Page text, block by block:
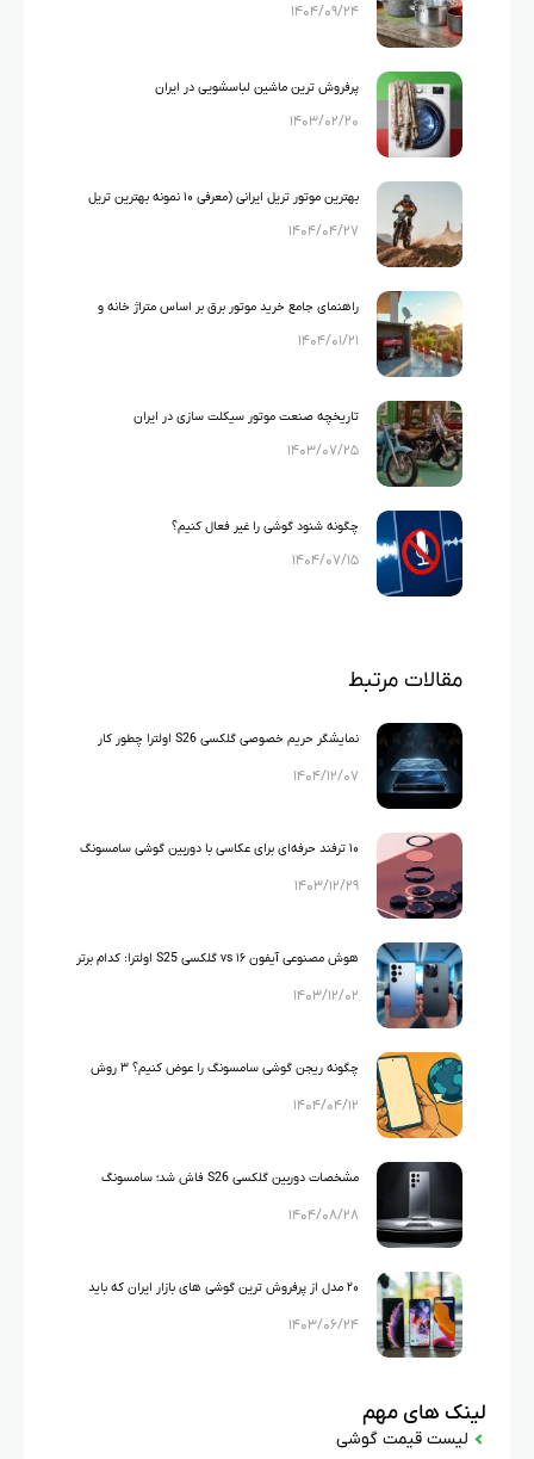
گرانیت و تفلون
۱۴۰۴/۰۹/۲۴
پرفروش ترین ماشین لباسشویی در ایران
۱۴۰۳/۰۲/۲۰
بهترین موتور تریل ایرانی (معرفی ۱۰ نمونه بهترین تریل
های ایرانی)
۱۴۰۴/۰۴/۲۷
راهنمای جامع خرید موتور برق بر اساس متراژ خانه و
لوازم خانگی
۱۴۰۴/۰۱/۲۱
تاریخچه صنعت موتور سیکلت سازی در ایران
۱۴۰۳/۰۷/۲۵
چگونه شنود گوشی را غیر فعال کنیم؟
۱۴۰۴/۰۷/۱۵
مقالات مرتبط
نمایشگر حریم خصوصی گلکسی S26 اولترا چطور کار
می‌کند؟
۱۴۰۴/۱۲/۰۷
۱۰ ترفند حرفه‌ای برای عکاسی با دوربین گوشی سامسونگ
S25 Ultra
۱۴۰۳/۱۲/۲۹
هوش مصنوعی آیفون ۱۶ vs گلکسی S25 اولترا: کدام برتر
است؟
۱۴۰۳/۱۲/۰۲
چگونه ریجن گوشی سامسونگ را عوض کنیم؟ ۳ روش
اصلی
۱۴۰۴/۰۴/۱۲
مشخصات دوربین گلکسی S26 فاش شد؛ سامسونگ
دوباره مرزها را جابه‌جا می‌کند!
۱۴۰۴/۰۸/۲۸
۲۰ مدل از پرفروش ترین گوشی های بازار ایران که باید
بشناسید!
۱۴۰۳/۰۶/۲۴
لینک های مهم
لیست قیمت گوشی